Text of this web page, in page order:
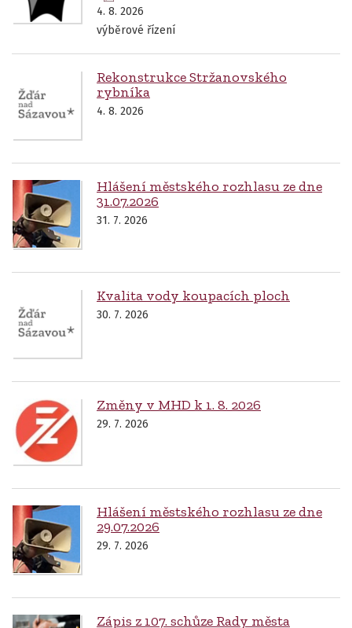
4. 8. 2026
výběrové řízení
Rekonstrukce Stržanovského
rybníka
4. 8. 2026
Hlášení městského rozhlasu ze dne
31.07.2026
31. 7. 2026
Kvalita vody koupacích ploch
30. 7. 2026
Změny v MHD k 1. 8. 2026
29. 7. 2026
Hlášení městského rozhlasu ze dne
29.07.2026
29. 7. 2026
Zápis z 107. schůze Rady města